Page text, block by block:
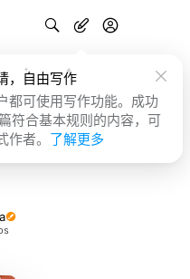
，自由写作
都可使用写作功能。成功
符合基本规则的内容，可
作者。 了解更多